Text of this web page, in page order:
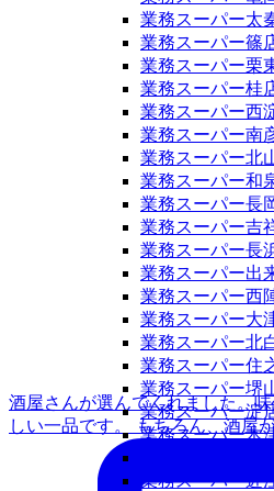
酒屋さんが選んでくれました。
しい一品です。 もちろん、酒屋
業務スーパー太
業務スーパー篠
業務スーパー栗
業務スーパー桂
業務スーパー西
業務スーパー南
業務スーパー北
業務スーパー和
業務スーパー長
業務スーパー吉
業務スーパー長
業務スーパー出
業務スーパー西
業務スーパー大
業務スーパー北
業務スーパー住
業務スーパー堺
業務スーパー淀
業務スーパー木
業務スーパー近